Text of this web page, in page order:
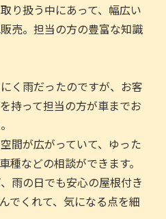
り扱う中にあって、幅広い
売。担当の方の豊富な知識
く雨だったのですが、お客
持って担当の方が車までお
間が広がっていて、ゆった
種などの相談ができます。
雨の日でも安心の屋根付き
でくれて、気になる点を細